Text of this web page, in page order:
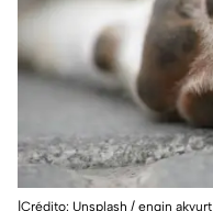
|Crédito: Unsplash / engin akyurt